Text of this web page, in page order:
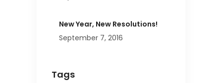
New Year, New Resolutions!
September 7, 2016
Tags